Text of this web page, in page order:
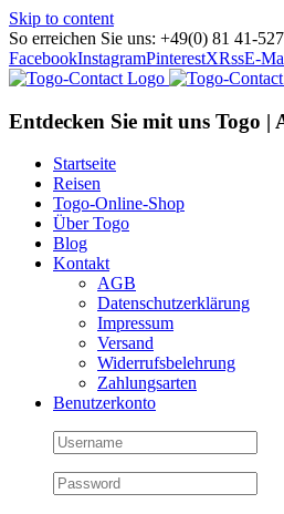
Skip to content
So erreichen Sie uns: +49(0) 81 41-
FacebookInstagramPinterestXRssE-
Entdecken Sie mit uns Togo |
Startseite
Reisen
Togo-Online-Shop
Über Togo
Blog
Kontakt
AGB
Datenschutzerklärung
Impressum
Versand
Widerrufsbelehrung
Zahlungsarten
Benutzerkonto